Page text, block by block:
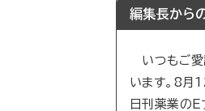
編集長から
いつもご愛
います。8月
日刊薬業のE